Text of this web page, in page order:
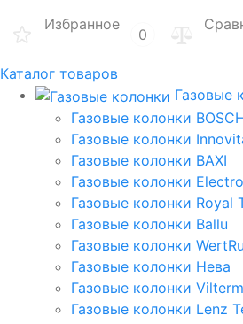
Избранное
0
Каталог товаров
Газовые
Газовые колонки
Газовые колонки
Газовые колонки BAXI
Газовые колонки
Газовые колонки Royal
Газовые колонки Ballu
Газовые колонки
Газовые колонки Нева
Газовые колонки Vilterm
Газовые колонки Lenz